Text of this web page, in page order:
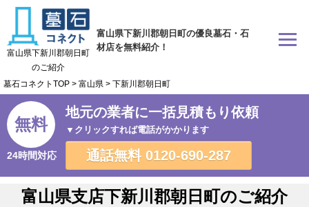
富山県下新川郡朝日町の優良墓石・石
材店を無料紹介！
富山県下新川郡朝日町
のご紹介
墓石コネクトTOP > 富山県 > 下新川郡朝日町
無料
24時間対応
地元の業者に一括見積もり依頼
▼クリックすれば電話がかかります
通話無料 0120-690-287
富山県支店下新川郡朝日町のご紹介